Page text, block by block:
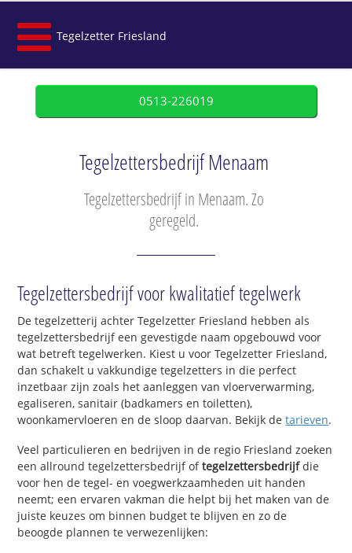
Tegelzetter Friesland
0513-226019
Tegelzettersbedrijf Menaam
Tegelzettersbedrijf in Menaam. Zo
geregeld.
Tegelzettersbedrijf voor kwalitatief tegelwerk
De tegelzetterij achter Tegelzetter Friesland hebben als
tegelzettersbedrijf een gevestigde naam opgebouwd voor
wat betreft tegelwerken. Kiest u voor Tegelzetter Friesland,
dan schakelt u vakkundige tegelzetters in die perfect
inzetbaar zijn zoals het aanleggen van vloerverwarming,
egaliseren, sanitair (badkamers en toiletten),
woonkamervloeren en de sloop daarvan. Bekijk detarieven.
Veel particulieren en bedrijven in de regio Friesland zoeken
een allround tegelzettersbedrijf oftegelzettersbedrijfdie
voor hen de tegel- en voegwerkzaamheden uit handen
neemt; een ervaren vakman die helpt bij het maken van de
juiste keuzes om binnen budget te blijven en zo de
beoogde plannen te verwezenlijken: